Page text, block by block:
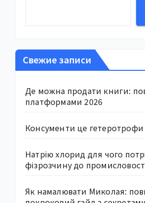
Свежие записи
Де можна продати книги:
платформами 2026
Консументи це
Натрію хлорид для чого
фізрозчину до
Як намалювати Миколая: